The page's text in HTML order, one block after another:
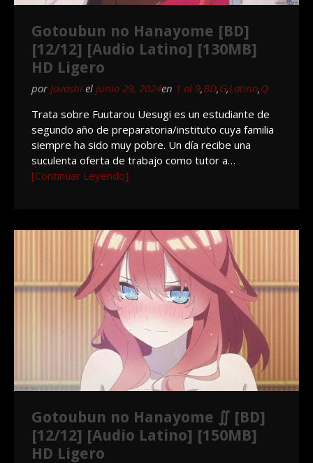
Gotoubun no Hanayome [BD]
[12/12] [Audio Latino] [130MB]
HD Ligero
por Jovashi el junio 29, 2024en 1 al 9,BD,G,Latino,Q
Trata sobre Fuutarou Uesugi es un estudiante de
segundo año de preparatoria/instituto cuya familia
siempre ha sido muy pobre. Un día recibe una
suculenta oferta de trabajo como tutor a…
[Continuar Leyendo]
Gotoubun no Hanayome ∬ [BD]
[12/12] [Audio Latino] [150MB]
HD Ligero